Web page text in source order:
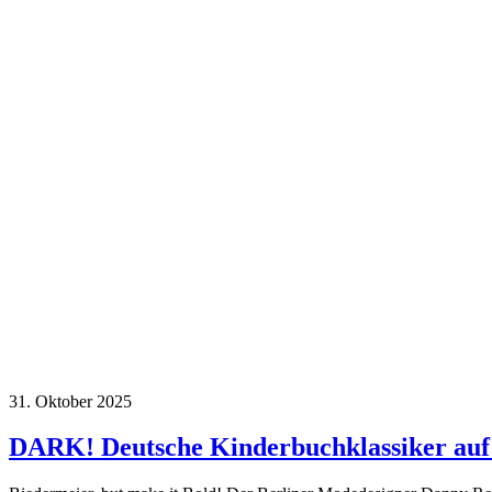
31. Oktober 2025
DARK! Deutsche Kinderbuchklassiker